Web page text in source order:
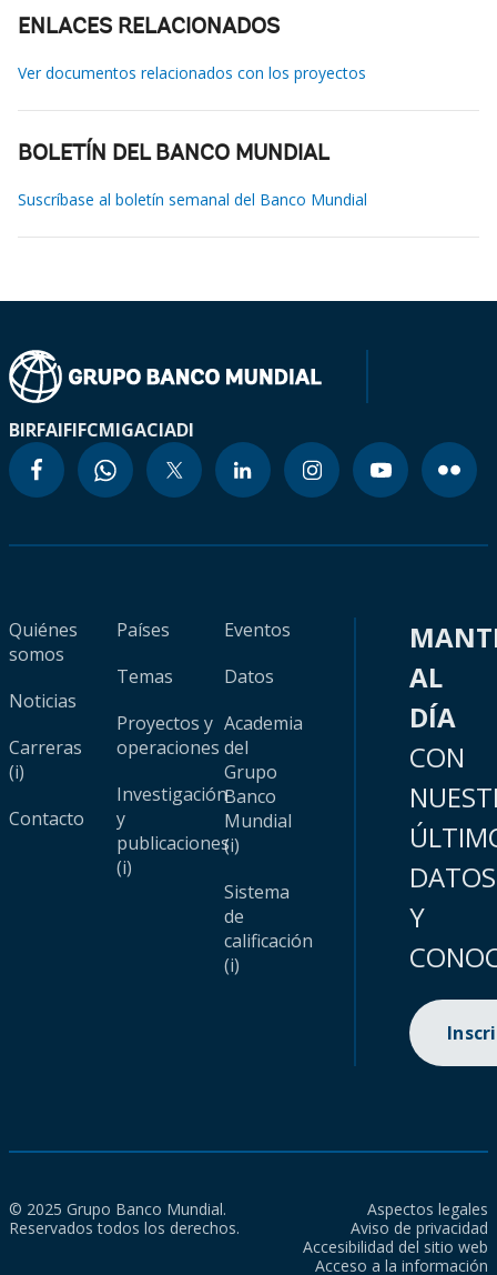
ENLACES RELACIONADOS
Ver documentos relacionados con los proyectos
BOLETÍN DEL BANCO MUNDIAL
Suscríbase al boletín semanal del Banco Mundial
BIRFAIFIFCMIGACIADI
Quiénes
somos
Noticias
Carreras
(i)
Contacto
Países
Temas
Proyectos y
operaciones
Investigación
y
publicaciones
(i)
Eventos
Datos
Academia
del
Grupo
Banco
Mundial
(i)
Sistema
de
calificación
(i)
AL
DÍA
CON
DATOS
Y
© 2025 Grupo Banco Mundial.
Reservados todos los derechos.
Aspectos legales
Aviso de privacidad
Accesibilidad del sitio web
Acceso a la información